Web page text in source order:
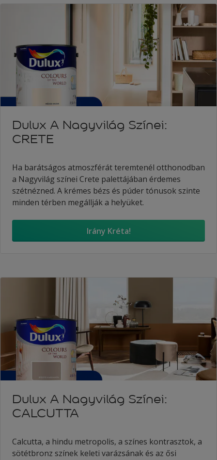
Dulux A Nagyvilág Színei:
CRETE
Ha barátságos atmoszférát teremtenél otthonodban
a Nagyvilág színei Crete palettájában érdemes
szétnézned. A krémes bézs és púder tónusok szinte
minden térben megállják a helyüket.
Irány Kréta!
Dulux A Nagyvilág Színei:
CALCUTTA
Calcutta, a hindu metropolis, a színes kontrasztok, a
sötétbronz színek keleti varázsának és az ősi